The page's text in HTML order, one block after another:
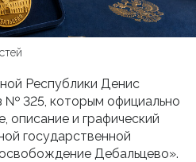
Республики Денис
№ 325, которым официально
и графический
государственной
Дебальцево».